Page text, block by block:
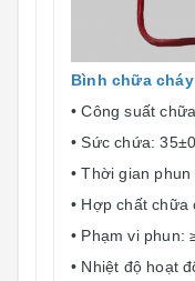
Bình chữa
• Công suất
• Sức chứa:
• Thời gian
• Hợp chất chữa
• Phạm vi phun:
• Nhiệt độ hoạt